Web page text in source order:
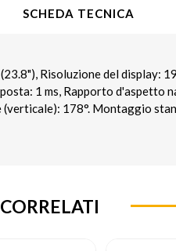
SCHEDA TECNICA
Risoluzione del display:
1 ms, Rapporto d'aspetto
178°. Montaggio